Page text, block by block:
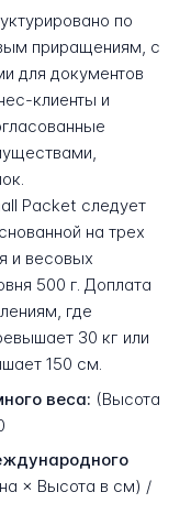
по
приращениям, с
для документов
клиенты и
Packet следует
на трех
и весовых
500 г. Доплата
где
30 кг или
150 см.
веса: (Высота
× Высота в см) /